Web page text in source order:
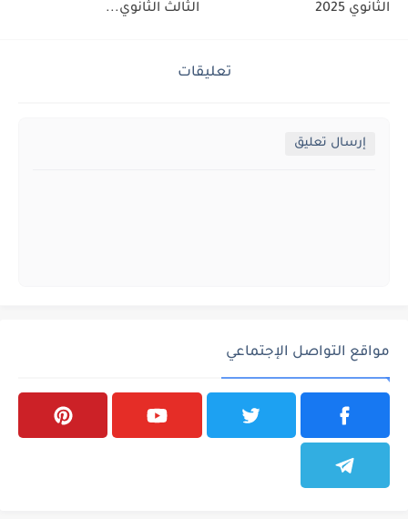
الثانوي 2025
الثالث الثانوي...
تعليقات
إرسال تعليق
مواقع التواصل الإجتماعي